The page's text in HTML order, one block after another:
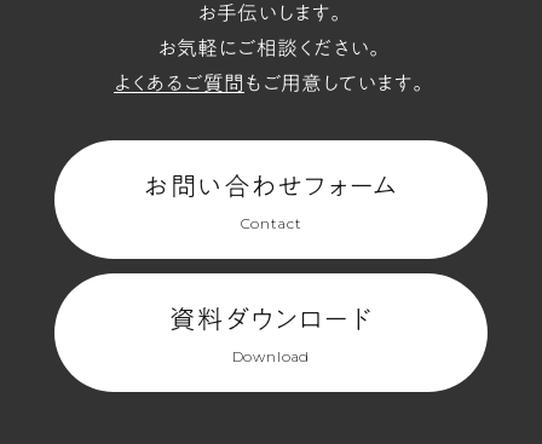
お手伝いします。
お気軽にご相談ください。
よくあるご質問 もご用意しています。
お問い合わせフォーム
Contact
資料ダウンロード
Download